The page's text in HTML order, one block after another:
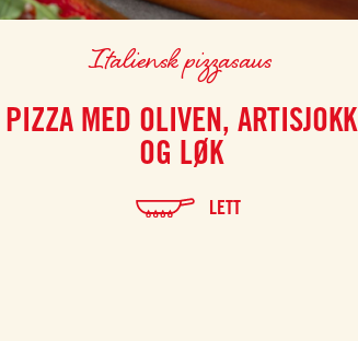
Italiensk pizzasaus
PIZZA MED OLIVEN, ARTISJOKK
OG LØK
LETT